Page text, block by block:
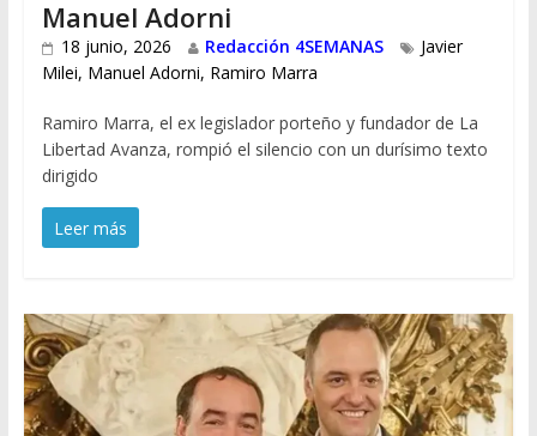
Manuel Adorni
18 junio, 2026 Redacción 4SEMANAS
Javier
Milei, Manuel Adorni, Ramiro Marra
Ramiro Marra, el ex legislador porteño y fundador de La
Libertad Avanza, rompió el silencio con un durísimo texto
dirigido
Leer más